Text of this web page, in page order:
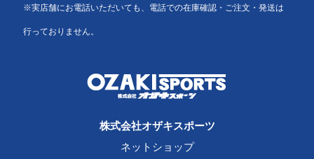
※実店舗にお電話いただいても、電話での在庫確認・ご注文・発送は
行っておりません。
株式会社オザキスポーツ
ネットショップ